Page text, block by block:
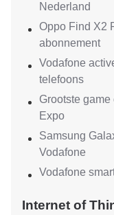
Nederland
Oppo Find X2
abonnement
Vodafone
telefoons
Grootste
Expo
Samsung
Vodafone
Vodafone
Internet of